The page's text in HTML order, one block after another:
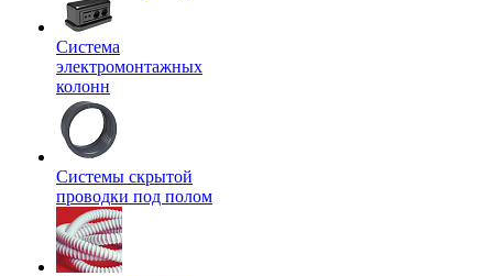
Система
электромонтажных
колонн
Системы скрытой
проводки под полом